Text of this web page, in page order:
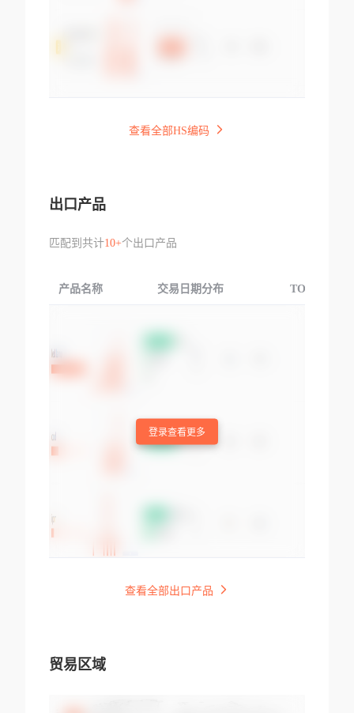
查看全部HS编码
出口产品
匹配到共计10+个出口产品
产品名称 交易日期分布 TOP3交易国
登录查看更多
查看全部出口产品
贸易区域